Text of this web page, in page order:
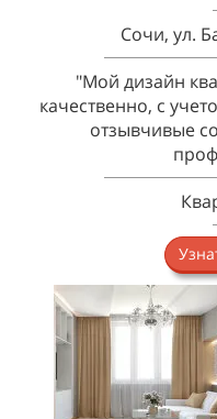
Сочи, ул.
"Мой дизайн
качественно, с
отзывчивые